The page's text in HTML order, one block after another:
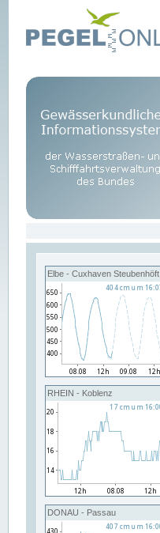
Elbe - Cuxhaven Steubenhöft
RHEIN - Koblenz
DONAU - Passau